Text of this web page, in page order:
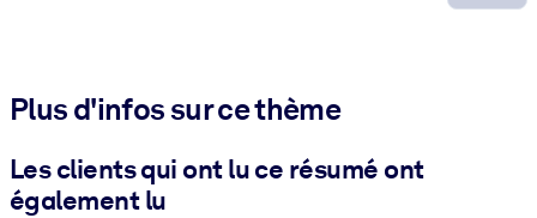
Plus d'infos sur ce thème
Les clients qui ont lu ce résumé ont
également lu